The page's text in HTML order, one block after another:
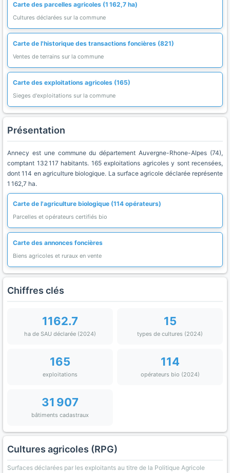
Carte des parcelles agricoles (1 162,7 ha)
Cultures déclarées sur la commune
Carte de l'historique des transactions foncières (821)
Ventes de terrains sur la commune
Carte des exploitations agricoles (165)
Sieges d'exploitations sur la commune
Présentation
Annecy est une commune du département Auvergne-Rhone-Alpes (74),
comptant 132 117 habitants. 165 exploitations agricoles y sont recensées,
dont 114 en agriculture biologique. La surface agricole déclarée représente
1 162,7 ha.
Carte de l'agriculture biologique (114 opérateurs)
Parcelles et opérateurs certifiés bio
Carte des annonces foncières
Biens agricoles et ruraux en vente
Chiffres clés
1162.7
ha de SAU déclarée (2024)
15
types de cultures (2024)
165
exploitations
114
opérateurs bio (2024)
31 907
bâtiments cadastraux
Cultures agricoles (RPG)
Surfaces déclarées par les exploitants au titre de la Politique Agricole